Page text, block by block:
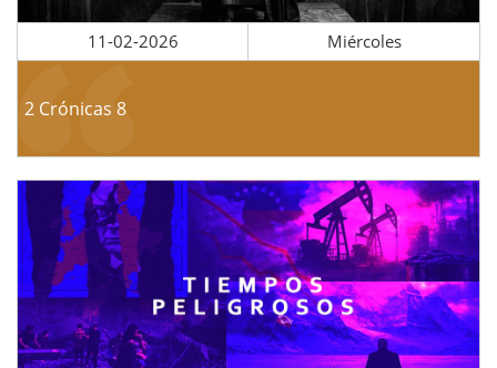
11-02-2026 Miércoles
2 Crónicas 8